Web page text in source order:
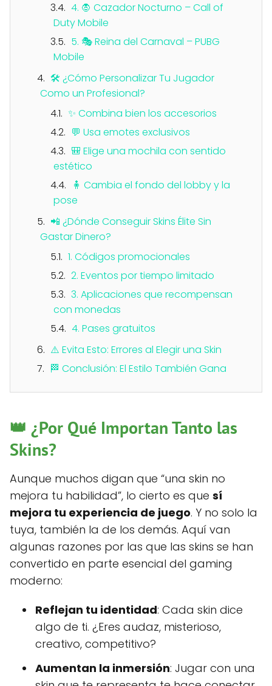
4. 🧛 Cazador Nocturno – Call of
Duty Mobile
5. 🎭 Reina del Carnaval – PUBG
Mobile
🛠️ ¿Cómo Personalizar Tu Jugador
Como un Profesional?
✨ Combina bien los accesorios
💬 Usa emotes exclusivos
🎒 Elige una mochila con sentido
estético
🧍 Cambia el fondo del lobby y la
pose
📲 ¿Dónde Conseguir Skins Élite Sin
Gastar Dinero?
1. Códigos promocionales
2. Eventos por tiempo limitado
3. Aplicaciones que recompensan
con monedas
4. Pases gratuitos
⚠️ Evita Esto: Errores al Elegir una Skin
🏁 Conclusión: El Estilo También Gana
👑 ¿Por Qué Importan Tanto las
Skins?
Aunque muchos digan que “una skin no
mejora tu habilidad”, lo cierto es que sí
mejora tu experiencia de juego. Y no solo la
tuya, también la de los demás. Aquí van
algunas razones por las que las skins se han
convertido en parte esencial del gaming
moderno:
Reflejan tu identidad: Cada skin dice
algo de ti. ¿Eres audaz, misterioso,
creativo, competitivo?
Aumentan la inmersión: Jugar con una